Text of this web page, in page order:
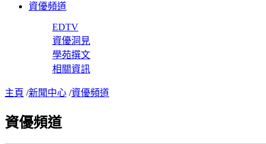
資優頻道
EDTV
資優洞見
學苑撰文
相關資訊
主頁 /新聞中心 /資優頻道
資優頻道